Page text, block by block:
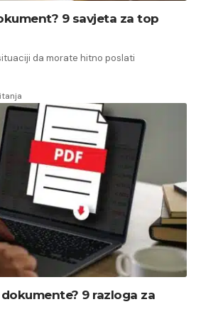
9 savjeta za top
da morate hitno poslati
9 razloga za